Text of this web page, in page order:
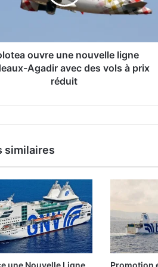
ouvre une nouvelle ligne
Agadir avec des vols à prix
réduit
similaires